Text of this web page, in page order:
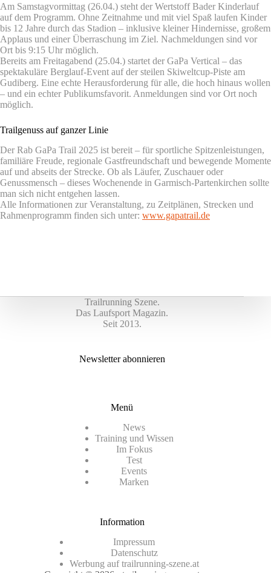
Am Samstagvormittag (26.04.) steht der Wertstoff Bader Kinderlauf
auf dem Programm. Ohne Zeitnahme und mit viel Spaß laufen Kinder
bis 12 Jahre durch das Stadion – inklusive kleiner Hindernisse, großem
Applaus und einer Überraschung im Ziel. Nachmeldungen sind vor
Ort bis 9:15 Uhr möglich.
Bereits am Freitagabend (25.04.) startet der GaPa Vertical – das
spektakuläre Berglauf-Event auf der steilen Skiweltcup-Piste am
Gudiberg. Eine echte Herausforderung für alle, die hoch hinaus wollen
– und ein echter Publikumsfavorit. Anmeldungen sind vor Ort noch
möglich.
Trailgenuss auf ganzer Linie
Der Rab GaPa Trail 2025 ist bereit – für sportliche Spitzenleistungen,
familiäre Freude, regionale Gastfreundschaft und bewegende Momente
auf und abseits der Strecke. Ob als Läufer, Zuschauer oder
Genussmensch – dieses Wochenende in Garmisch-Partenkirchen sollte
man sich nicht entgehen lassen.
Alle Informationen zur Veranstaltung, zu Zeitplänen, Strecken und
Rahmenprogramm finden sich unter: www.gapatrail.de
Trailrunning Szene.
Das Laufsport Magazin.
Seit 2013.
Newsletter abonnieren
Menü
News
Training und Wissen
Im Fokus
Test
Events
Marken
Information
Impressum
Datenschutz
Werbung auf trailrunning-szene.at